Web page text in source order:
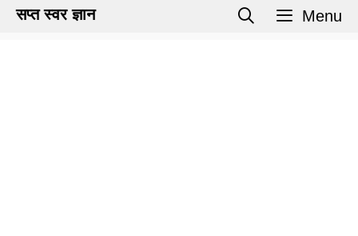
Skipसप्त स्वर ज्ञान Menu